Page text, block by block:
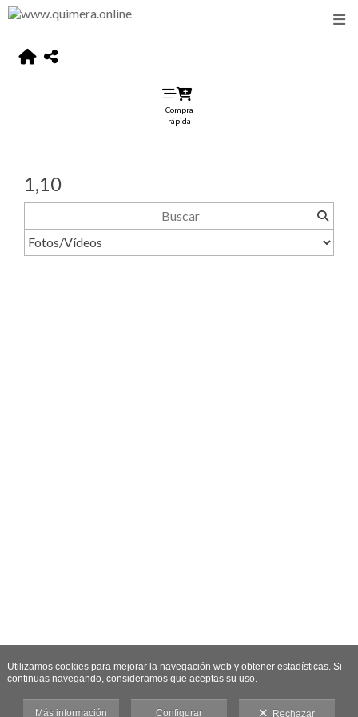
Compra
rápida
1,10
Utilizamos cookies para mejorar la navegación web y obtener estadísticas. Si
continuas navegando, consideramos que aceptas su uso.
Más información Configurar Rechazar